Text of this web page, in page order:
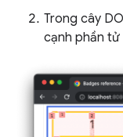
Trong cây
cạnh phần tử